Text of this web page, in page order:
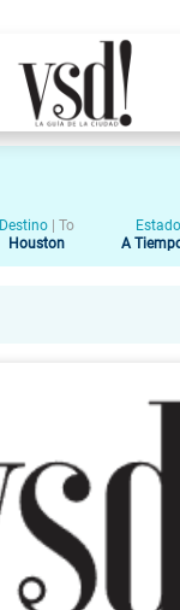
Destino
To
Houston
Estado
A